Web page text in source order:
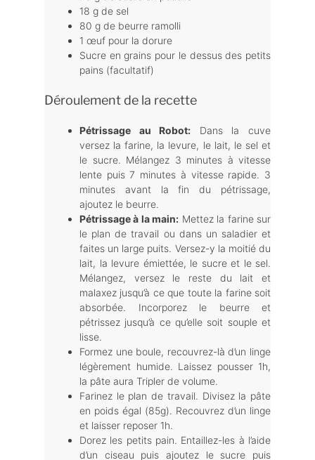
18 g de sel
80 g de beurre ramolli
1 œuf pour la dorure
Sucre en grains pour le dessus des petits
pains (facultatif)
Déroulement de la recette
Pétrissage au Robot: Dans la cuve
versez la farine, la levure, le lait, le sel et
le sucre. Mélangez 3 minutes à vitesse
lente puis 7 minutes à vitesse rapide. 3
minutes avant la fin du pétrissage,
ajoutez le beurre.
Pétrissage à la main: Mettez la farine sur
le plan de travail ou dans un saladier et
faites un large puits. Versez-y la moitié du
lait, la levure émiettée, le sucre et le sel.
Mélangez, versez le reste du lait et
malaxez jusqu’à ce que toute la farine soit
absorbée. Incorporez le beurre et
pétrissez jusqu’à ce qu’elle soit souple et
lisse.
Formez une boule, recouvrez-là d’un linge
légèrement humide. Laissez pousser 1h,
la pâte aura Tripler de volume.
Farinez le plan de travail. Divisez la pâte
en poids égal (85g). Recouvrez d’un linge
et laisser reposer 1h.
Dorez les petits pain. Entaillez-les à l’aide
d’un ciseau puis ajoutez le sucre puis